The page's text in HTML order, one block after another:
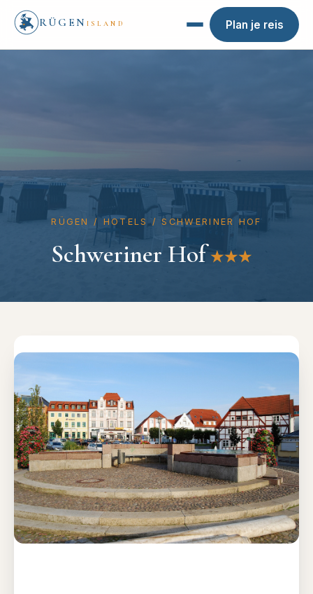
RÜGEN ISLAND Plan je reis
RÜGEN / HOTELS / SCHWERINER HOF
Schweriner Hof ★★★